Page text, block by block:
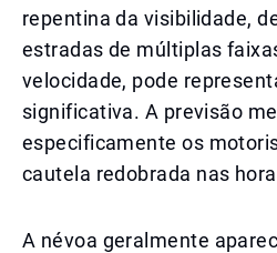
repentina da visibilidade,
estradas de múltiplas
velocidade, pode
significativa. A previsão
especificamente os
cautela redobrada nas
A névoa geralmente